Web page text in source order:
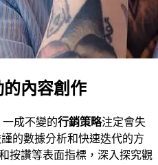
內容創作
成不變的行銷策略注定會失
的數據分析和快速迭代的方
按讚等表面指標，深入探究觀